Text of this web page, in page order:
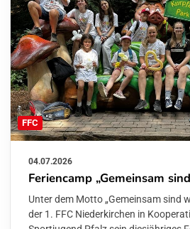
FFC
04.07.2026
Feriencamp „Gemeinsam
Unter dem Motto „Gemeinsam sind
der 1. FFC Niederkirchen in